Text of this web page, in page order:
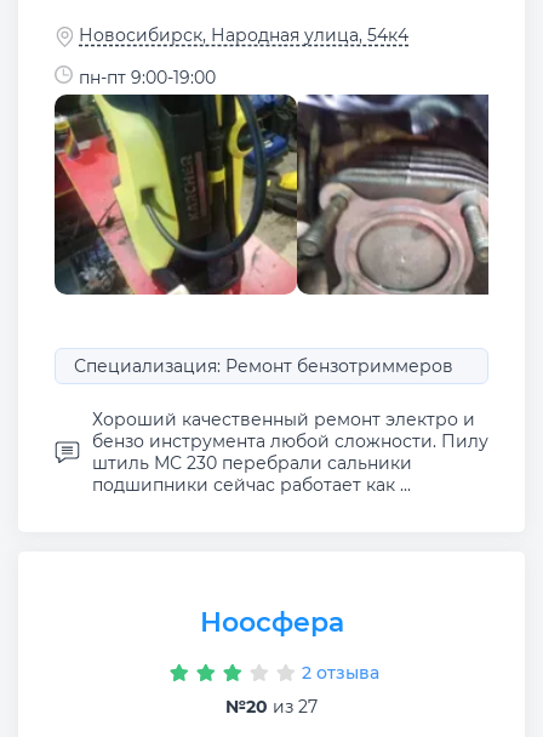
Новосибирск, Народная улица, 54к4
пн-пт 9:00-19:00
Специализация: Ремонт бензотриммеров
Хороший качественный ремонт электро и
бензо инструмента любой сложности. Пилу
штиль МС 230 перебрали сальники
подшипники сейчас работает как ...
Ноосфера
2 отзыва
№20 из 27